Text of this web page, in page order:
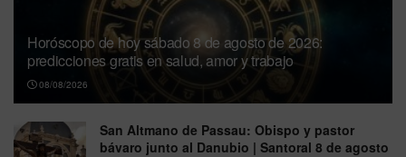
Horóscopo de hoy sábado 8 de agosto de 2026:
predicciones gratis en salud, amor y trabajo
08/08/2026
San Altmano de Passau: Obispo y pastor
bávaro junto al Danubio | Santoral 8 de agosto